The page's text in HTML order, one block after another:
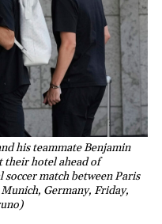
his teammate Benjamin
their hotel ahead of
soccer match between Paris
Germany, Friday,